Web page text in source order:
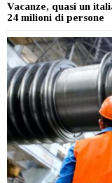
Vacanze, quasi un
24 milioni di persone